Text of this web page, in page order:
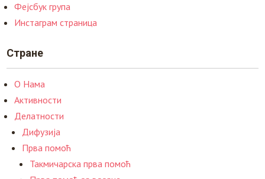
Фејсбук група
Инстаграм страница
Стране
О Нама
Активности
Делатности
Дифузија
Прва помоћ
Такмичарска прва помоћ